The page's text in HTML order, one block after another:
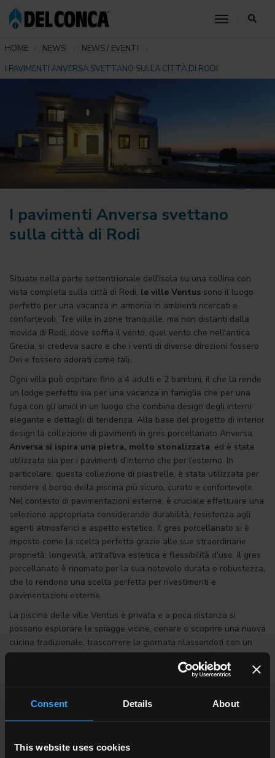
Consent Details About
This website uses cookies
toggle
HOME NEWS
NEWS / EVENTI
I PAVIMENTI ANVERSA SVETTANO SULLA CITTÀ DI RODI
I pavimenti Anversa svettano
sulla città di Rodi
Situate nella parte settentrionale dell'isola su una collina con
vista completa sulla città di Rodi, le ville Ventus sono il luogo
perfetto per una vacanza in armonia in ambienti ricercati e
confortevoli. Tre ville in zone tranquille, ma non distanti dalla
movida di Rodi, dove soffia il vento, quel vento che nell'antica
Grecia, si credeva sacro e che i venti di diverse direzioni fossero
Dei e fossero adorati come tali.
Ogni villa può ospitare fino a 4 adulti e 2 bambini, il che la rende
un lodge perfetto sia per una vacanza in famiglia che per una
fuga con gli amici in un luogo che combina design degli interni
elegante e dettagli di tendenza. Alla base del progetto di interior
design la collezione di pavimenti in gres porcellanato Anversa.
Anversa si ispira una pietra, molto stonalizzata, ed è stata
utilizzata sia per i pavimenti d’interno che per l’esterno. In
particolare, questa collezione di piastrelle, è stata utilizzata per
rendere il bordo della piscina più sicuro, curato e confortevole.
Nel contesto di pavimentazioni esterne, è cruciale effettuare una
selezione appropriata considerando durabilità, resistenza agli
agenti atmosferici e aspetto estetico. Il gres porcellanato si è
imposto come la scelta perfetta grazie alle sue straordinarie
proprietà: longevità, attrattiva estetica e flessibilità d'uso. Il gres
porcellanato è rinomato per la sua notevole durata e robustezza,
che lo rendono una scelta perfetta per rivestimenti e
pavimentazioni esterne.
La piscina delle ville Ventus è privata e a poca distanza si
possono esplorare le spiagge vicine, cenare o scoprire una nuova
cucina tradizionale, trascorrere la giornata rilassandoti con un
buon libro o organizzare un'escursione. Le possibilità sono
illimitate. La posizione delle ville è ideale per godersi un po' di